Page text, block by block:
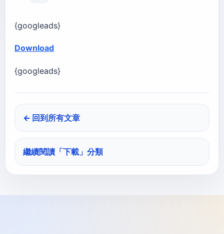
{googleads}
Download
{googleads}
← 回到所有文章
繼續閱讀「下載 」分類